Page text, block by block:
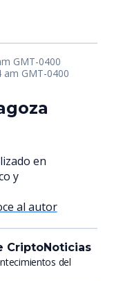
GMT-0400
am GMT-0400
en
y
al autor
CriptoNoticias
del